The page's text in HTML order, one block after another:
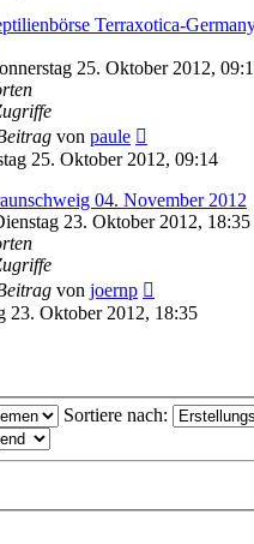
Terraxotica-
25. Oktober 2012,
von paule
25. Oktober 2012, 09:14
04. November 2012
23. Oktober 2012, 18:35
von joernp
23. Oktober 2012, 18:35
Sortiere nach: